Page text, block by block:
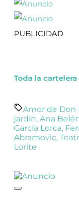
PUBLICIDAD
Toda la
Amor de Don
jardín, Ana
García Lorca,
Abramovic,
Lorite